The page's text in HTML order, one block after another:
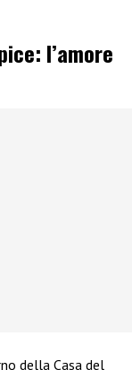
l’amore
della Casa del